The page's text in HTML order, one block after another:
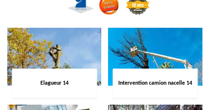
Elagueur 14 Intervention camion nacelle 14